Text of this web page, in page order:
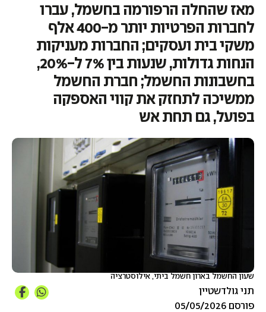
מאז שהחלה הרפורמה בחשמל, עברו
לחברות הפרטיות יותר מ-400 אלף
משקי בית ועסקים; החברות מעניקות
הנחות גדולות, שנעות בין 7% ל-20%,
בחשבונות החשמל; חברת החשמל
ממשיכה לתחזק את קווי האספקה
בפועל, גם תחת אש
שעון החשמל בארון חשמל ביתי, אילוסטרציה
תני גולדשטיין
פורסם 05/05/2026